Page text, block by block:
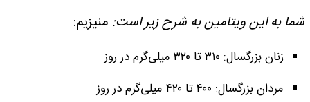
شما به این ویتامین به شرح زیر است: منیزیم:
زنان بزرگسال: ۳۱۰ تا ۳۲۰ میلی‌گرم در روز
مردان بزرگسال: ۴۰۰ تا ۴۲۰ میلی‌گرم در روز